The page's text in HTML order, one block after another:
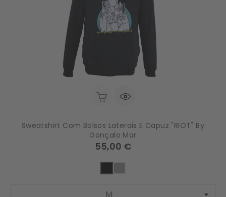
Sweatshirt Com Bolsos Laterais E Capuz "RIOT" By
Gonçalo Mar
55,00 €Preço